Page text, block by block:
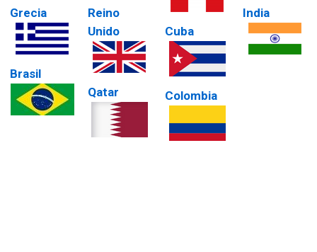
Grecia
Brasil
Reino
Unido
Qatar
Cuba
Colombia
India